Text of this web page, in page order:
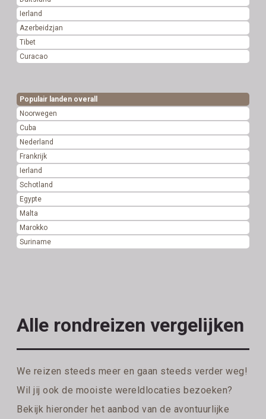
Ierland
Azerbeidzjan
Tibet
Curacao
Populair landen overall
Noorwegen
Cuba
Nederland
Frankrijk
Ierland
Schotland
Egypte
Malta
Marokko
Suriname
Alle rondreizen vergelijken
We reizen steeds meer en gaan steeds verder weg!
Wil jij ook de mooiste wereldlocaties bezoeken?
Bekijk hieronder het aanbod van de avontuurlijke